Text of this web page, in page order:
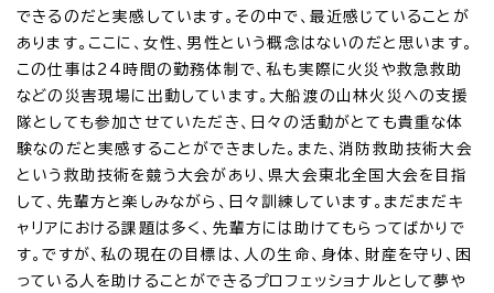
できるのだと実感しています。その中で、最近感じていることが
あります。ここに、女性、男性という概念はないのだと思います。
この仕事は24時間の勤務体制で、私も実際に火災や救急救助
などの災害現場に出動しています。大船渡の山林火災への支援
隊としても参加させていただき、日々の活動がとても貴重な体
験なのだと実感することができました。また、消防救助技術大会
という救助技術を競う大会があり、県大会東北全国大会を目指
して、先輩方と楽しみながら、日々訓練しています。まだまだキ
ャリアにおける課題は多く、先輩方には助けてもらってばかりで
す。ですが、私の現在の目標は、人の生命、身体、財産を守り、困
っている人を助けることができるプロフェッショナルとして夢や